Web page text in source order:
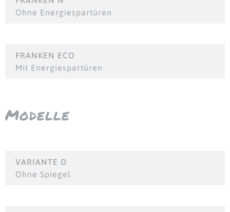
Ohne Energiespartüren
FRANKEN ECO
Mit Energiespartüren
Modelle
VARIANTE D
Ohne Spiegel